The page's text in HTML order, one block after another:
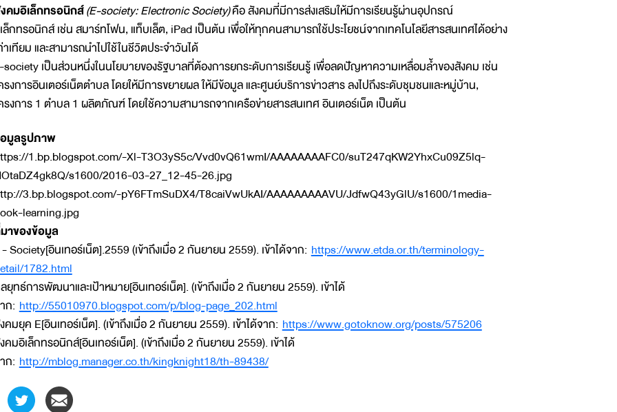
คมอิเล็กทรอนิกส์(E-society: Electronic Society)คือ สังคมที่มีการส่งเสริมให้มีการเรียนรู้ผ่านอุปกรณ์
ล็กทรอนิกส์ เช่น สมาร์ทโฟน, แท็บเล็ต, iPad เป็นต้น เพื่อให้ทุกคนสามารถใช้ประโยชน์จากเทคโนโลยีสารสนเทศได้อย่าง
าเทียม และสามารถนำไปใช้ในชีวิตประจำวันได้
society เป็นส่วนหนึ่งในนโยบายของรัฐบาลที่ต้องการยกระดับการเรียนรู้ เพื่อลดปัญหาความเหลื่อมล้ำของสังคม เช่น
รงการอินเตอร์เน็ตตำบล โดยให้มีการขยายผล ให้มีข้อมูล และศูนย์บริการข่าวสาร ลงไปถึงระดับชุมชนและหมู่บ้าน,
รงการ 1 ตำบล 1 ผลิตภัณฑ์ โดยใช้ความสามารถจากเครือข่ายสารสนเทศ อินเตอร์เน็ต เป็นต้น
มูลรูปภาพ
1.bp.blogspot.com/-Xl-T3O3yS5c/Vvd0vQ61wmI/AAAAAAAAFC0/suT247qKW2YhxCu09Z5lq-
s1600/2016-03-27_12-45-26.jpg
3.bp.blogspot.com/-pY6FTmSuDX4/T8caiVwUkAI/AAAAAAAAAVU/JdfwQ43yGlU/s1600/1media-
learning.jpg
าของข้อมูล
Society[อินเทอร์เน็ต].2559 (เข้าถึงเมื่อ 2 กันยายน 2559). เข้าได้จาก: https://www.etda.or.th/terminology-
1782.html
ยุทธ์การพัฒนาและเป้าหมาย[อินเทอร์เน็ต]. (เข้าถึงเมื่อ 2 กันยายน 2559). เข้าได้
ก: http://55010970.blogspot.com/p/blog-page_202.html
คมยุค E[อินเทอร์เน็ต]. (เข้าถึงเมื่อ 2 กันยายน 2559). เข้าได้จาก: https://www.gotoknow.org/posts/575206
คมอิเล็กทรอนิกส์[อินเทอร์เน็ต]. (เข้าถึงเมื่อ 2 กันยายน 2559). เข้าได้
ก: http://mblog.manager.co.th/kingknight18/th-89438/